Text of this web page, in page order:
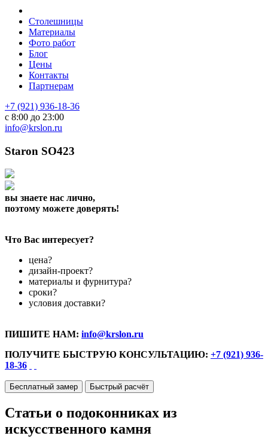
Столешницы
Материалы
Фото работ
Блог
Цены
Контакты
Партнерам
+7 (921) 936-18-36
с 8:00 до 23:00
info@krslon.ru
Staron SO423
вы знаете нас лично,
поэтому можете доверять!
Что Вас интересует?
цена?
дизайн-проект?
материалы и фурнитура?
сроки?
условия доставки?
ПИШИТЕ НАМ: info@krslon.ru
ПОЛУЧИТЕ БЫСТРУЮ КОНСУЛЬТАЦИЮ: +7 (921) 936-
18-36
Бесплатный замер Быстрый расчёт
Статьи о подоконниках из
искусственного камня